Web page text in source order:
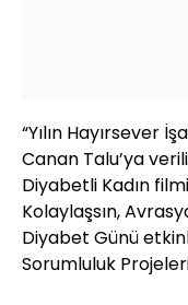
“Yılın Hayırsever
Canan Talu’ya
Diyabetli Kadın
Kolaylaşsın,
Diyabet Günü
Sorumluluk